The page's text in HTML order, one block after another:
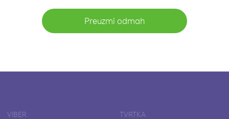
Preuzmi odmah
VIBER TVRTKA